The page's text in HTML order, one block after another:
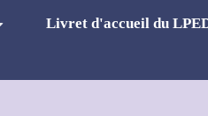
Livret d'accueil du